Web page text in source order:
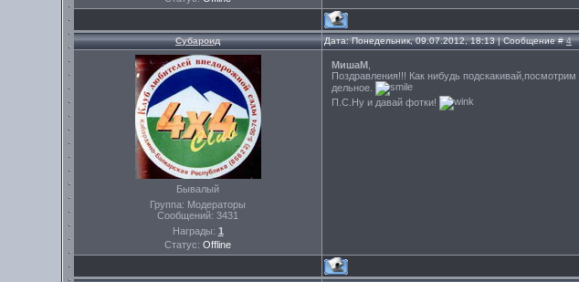
Субароид Дата: Понедельник, 09.07.2012, 18:13 | Сообщение #4
Бывалый
Группа: Модераторы
Сообщений: 3431
Награды: 1
Статус: Offline
МишаМ
Поздравления!!! Как нибудь
дельное.
П.С.Ну и давай фотки!